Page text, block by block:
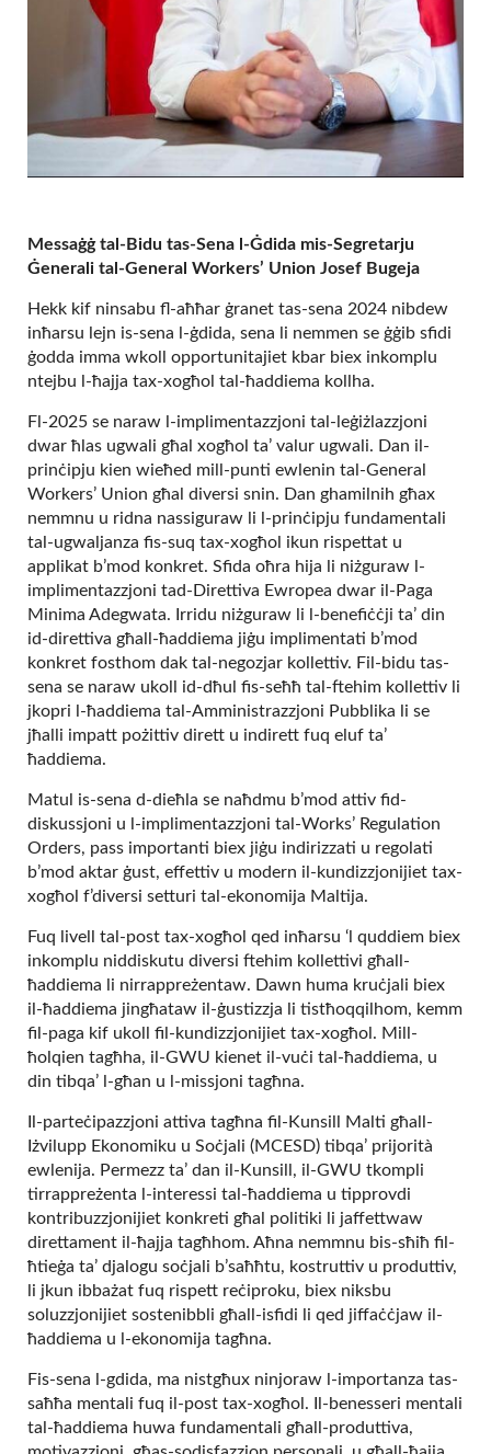
Messaġġ tal-Bidu tas-Sena l-Ġdida mis-Segretarju
Ġenerali tal-General Workers’ Union Josef Bugeja
Hekk kif ninsabu fl-aħħar ġranet tas-sena 2024 nibdew
inħarsu lejn is-sena l-ġdida, sena li nemmen se ġġib sfidi
ġodda imma wkoll opportunitajiet kbar biex inkomplu
ntejbu l-ħajja tax-xogħol tal-ħaddiema kollha.
Fl-2025 se naraw l-implimentazzjoni tal-leġiżlazzjoni
dwar ħlas ugwali għal xogħol ta’ valur ugwali. Dan il-
prinċipju kien wieħed mill-punti ewlenin tal-General
Workers’ Union għal diversi snin. Dan ghamilnih għax
nemmnu u ridna nassiguraw li l-prinċipju fundamentali
tal-ugwaljanza fis-suq tax-xogħol ikun rispettat u
applikat b’mod konkret. Sfida oħra hija li niżguraw l-
implimentazzjoni tad-Direttiva Ewropea dwar il-Paga
Minima Adegwata. Irridu niżguraw li l-benefiċċji ta’ din
id-direttiva għall-ħaddiema jiġu implimentati b’mod
konkret fosthom dak tal-negozjar kollettiv. Fil-bidu tas-
sena se naraw ukoll id-dħul fis-seħħ tal-ftehim kollettiv li
jkopri l-ħaddiema tal-Amministrazzjoni Pubblika li se
jħalli impatt pożittiv dirett u indirett fuq eluf ta’
ħaddiema.
Matul is-sena d-dieħla se naħdmu b’mod attiv fid-
diskussjoni u l-implimentazzjoni tal-Works’ Regulation
Orders, pass importanti biex jiġu indirizzati u regolati
b’mod aktar ġust, effettiv u modern il-kundizzjonijiet tax-
xogħol f’diversi setturi tal-ekonomija Maltija.
Fuq livell tal-post tax-xogħol qed inħarsu ‘l quddiem biex
inkomplu niddiskutu diversi ftehim kollettivi għall-
ħaddiema li nirrappreżentaw. Dawn huma kruċjali biex
il-ħaddiema jingħataw il-ġustizzja li tistħoqqilhom, kemm
fil-paga kif ukoll fil-kundizzjonijiet tax-xogħol. Mill-
ħolqien tagħha, il-GWU kienet il-vuċi tal-ħaddiema, u
din tibqa’ l-għan u l-missjoni tagħna.
Il-parteċipazzjoni attiva tagħna fil-Kunsill Malti għall-
Iżvilupp Ekonomiku u Soċjali (MCESD) tibqa’ prijorità
ewlenija. Permezz ta’ dan il-Kunsill, il-GWU tkompli
tirrappreżenta l-interessi tal-ħaddiema u tipprovdi
kontribuzzjonijiet konkreti għal politiki li jaffettwaw
direttament il-ħajja tagħhom. Aħna nemmnu bis-sħiħ fil-
ħtieġa ta’ djalogu soċjali b’saħħtu, kostruttiv u produttiv,
li jkun ibbażat fuq rispett reċiproku, biex niksbu
soluzzjonijiet sostenibbli għall-isfidi li qed jiffaċċjaw il-
ħaddiema u l-ekonomija tagħna.
Fis-sena l-gdida, ma nistgħux ninjoraw l-importanza tas-
saħħa mentali fuq il-post tax-xogħol. Il-benesseri mentali
tal-ħaddiema huwa fundamentali għall-produttiva,